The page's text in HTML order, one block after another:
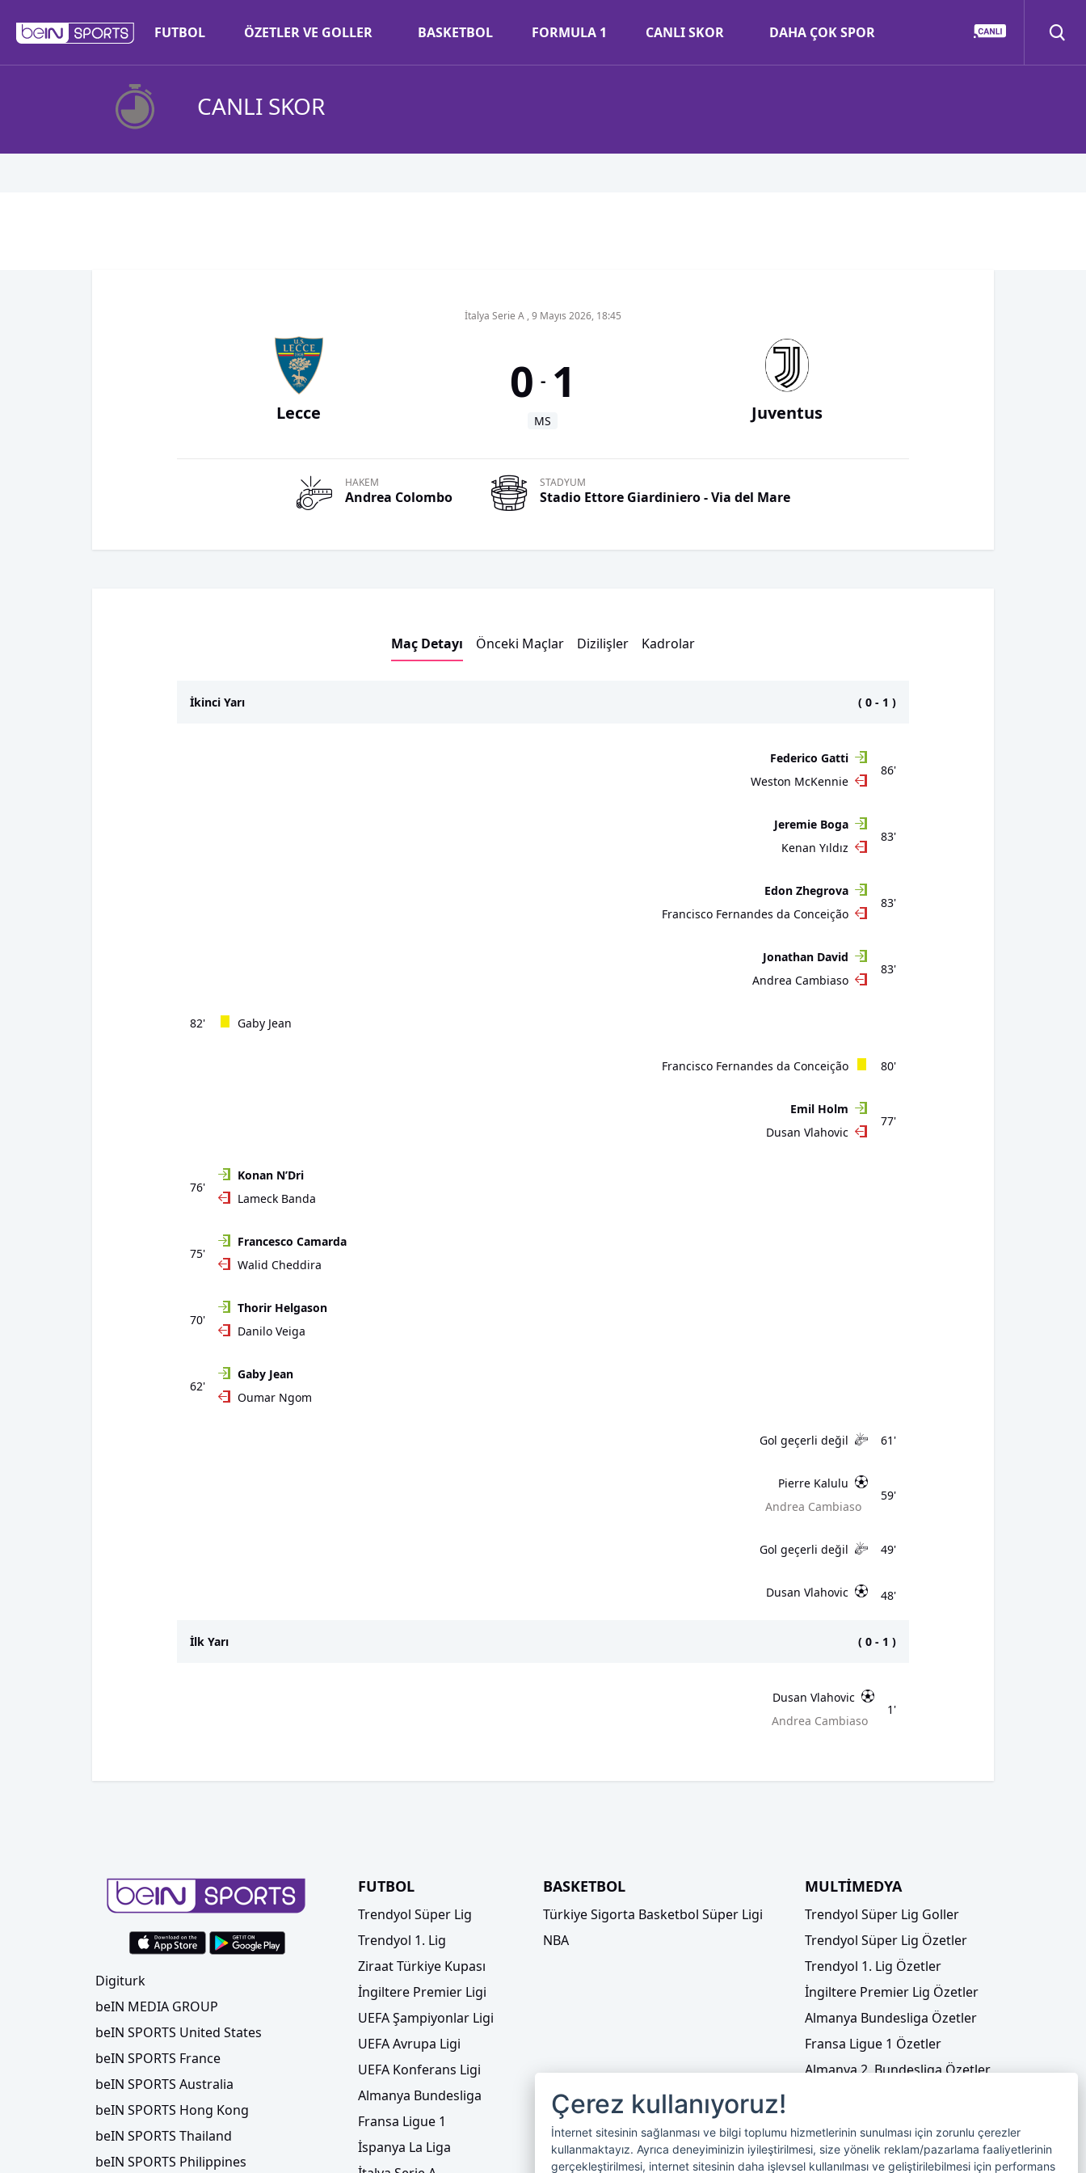
FUTBOL ÖZETLER VE GOLLER BASKETBOL FORMULA 1 CANLI SKOR DAHA ÇOK SPOR
CANLI SKOR
İtalya Serie A , 9 Mayıs 2026, 18:45
Lecce
0 - 1
MS Juventus
HAKEM
Andrea Colombo
STADYUM
Stadio Ettore Giardiniero - Via del Mare
Maç Detayı Önceki Maçlar Dizilişler Kadrolar
İkinci Yarı ( 0 - 1 )
86'
Federico Gatti
Weston McKennie
83'
Jeremie Boga
Kenan Yıldız
83'
Edon Zhegrova
Francisco Fernandes da Conceição
83'
Jonathan David
Andrea Cambiaso
82' Gaby Jean
80'
Francisco Fernandes da Conceição
77'
Emil Holm
Dusan Vlahovic
76'
Konan N’Dri
Lameck Banda
75'
Francesco Camarda
Walid Cheddira
70'
Thorir Helgason
Danilo Veiga
62'
Gaby Jean
Oumar Ngom
61'
Gol geçerli değil
59'
Pierre Kalulu
Andrea Cambiaso
49'
Gol geçerli değil
48'
Dusan Vlahovic
İlk Yarı ( 0 - 1 )
1'
Dusan Vlahovic
Andrea Cambiaso
Digiturk
beIN MEDIA GROUP
beIN SPORTS United States
beIN SPORTS France
beIN SPORTS Australia
beIN SPORTS Hong Kong
beIN SPORTS Thailand
beIN SPORTS Philippines
FUTBOL
Trendyol Süper Lig
Trendyol 1. Lig
Ziraat Türkiye Kupası
İngiltere Premier Ligi
UEFA Şampiyonlar Ligi
UEFA Avrupa Ligi
UEFA Konferans Ligi
Almanya Bundesliga
Fransa Ligue 1
İspanya La Liga
BASKETBOL
Türkiye Sigorta Basketbol Süper Ligi
NBA
MULTİMEDYA
Trendyol Süper Lig Goller
Trendyol Süper Lig Özetler
Trendyol 1. Lig Özetler
İngiltere Premier Lig Özetler
Almanya Bundesliga Özetler
Fransa Ligue 1 Özetler
Almanya 2. Bundesliga Özetler
Video Liste
Çerez kullanıyoruz!
İnternet sitesinin sağlanması ve bilgi toplumu hizmetlerinin sunulması için zorunlu çerezler
kullanmaktayız. Ayrıca deneyiminizin iyileştirilmesi, size yönelik reklam/pazarlama faaliyetlerinin
gerçekleştirilmesi, internet sitesinin daha işlevsel kullanılması ve geliştirilebilmesi için performans